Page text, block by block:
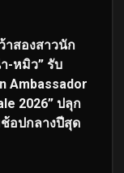
สองสาวนัก
-หมิว” รับ
Ambassador
2026” ปลุก
อปกลางปีสุด